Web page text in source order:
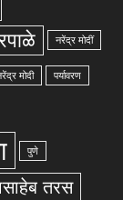
नरेंद्र मोदीं
मोदी पर्यावरण
पुणे
तरस